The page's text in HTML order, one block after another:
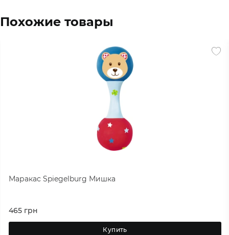
Похожие товары
Маракас Spiegelburg Мишка
465 грн
Купить